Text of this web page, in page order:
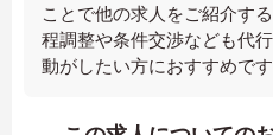
ことで他の求人をご紹介す
程調整や条件交渉なども代
動がしたい方におすすめです